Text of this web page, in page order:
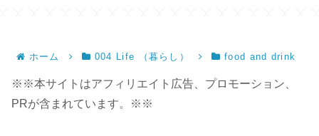
ホーム 004 Life （暮らし） food and drink
※※本サイトはアフィリエイト広告、プロモーション、
PRが含まれています。※※